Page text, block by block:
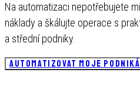
Na automatizaci nepotřebujete
náklady a škálujte operace s
a střední podniky.
AUTOMATIZOVAT MOJE